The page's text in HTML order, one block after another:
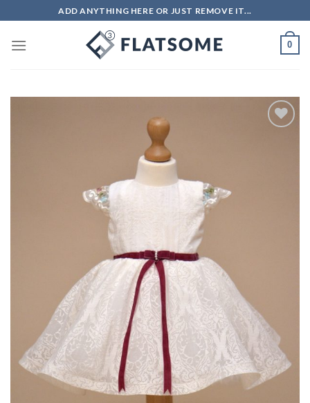
to
content
ADD ANYTHING HERE OR JUST REMOVE IT...
0